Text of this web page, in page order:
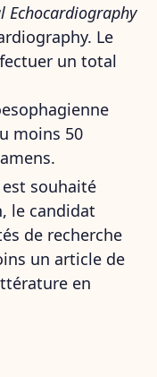
Echocardiography
Le
un total
moins 50
souhaité
le candidat
de recherche
un article de
en